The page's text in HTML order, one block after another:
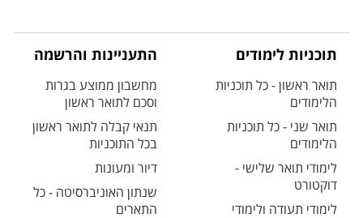
תוכניות לימודים
תואר ראשון - כל תוכניות
הלימודים
תואר שני - כל תוכניות
הלימודים
לימודי תואר שלישי -
דוקטורט
לימודי תעודה ולימודי
התעניינות והרשמה
מחשבון ממוצע בגרות
וסכם לתואר ראשון
תנאי קבלה לתואר ראשון
בכל התוכניות
דיור ומעונות
שנתון האוניברסיטה - כל
התארים